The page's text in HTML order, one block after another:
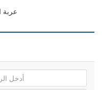
عربة